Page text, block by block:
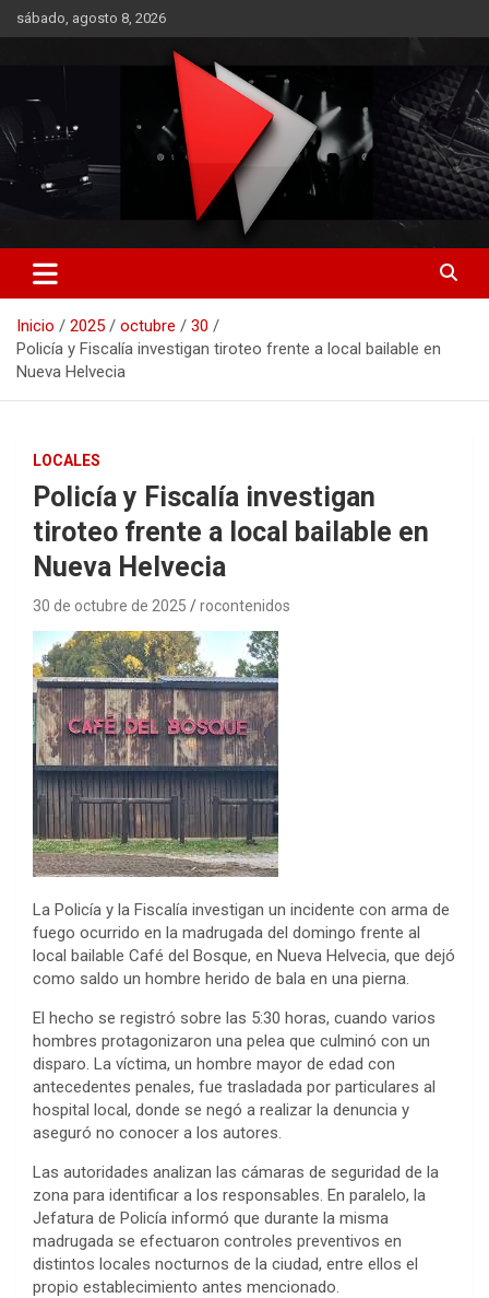
Saltar
al
sábado, agosto 8, 2026
RO CONTENIDOS
Inicio 2025 octubre
30
Policía y Fiscalía investigan tiroteo frente a local bailable en
Nueva Helvecia
LOCALES
Policía y Fiscalía investigan
tiroteo frente a local bailable en
Nueva Helvecia
30 de octubre de 2025 rocontenidos
La Policía y la Fiscalía investigan un incidente con arma de
fuego ocurrido en la madrugada del domingo frente al
local bailable Café del Bosque, en Nueva Helvecia, que dejó
como saldo un hombre herido de bala en una pierna.
El hecho se registró sobre las 5:30 horas, cuando varios
hombres protagonizaron una pelea que culminó con un
disparo. La víctima, un hombre mayor de edad con
antecedentes penales, fue trasladada por particulares al
hospital local, donde se negó a realizar la denuncia y
aseguró no conocer a los autores.
Las autoridades analizan las cámaras de seguridad de la
zona para identificar a los responsables. En paralelo, la
Jefatura de Policía informó que durante la misma
madrugada se efectuaron controles preventivos en
distintos locales nocturnos de la ciudad, entre ellos el
propio establecimiento antes mencionado.